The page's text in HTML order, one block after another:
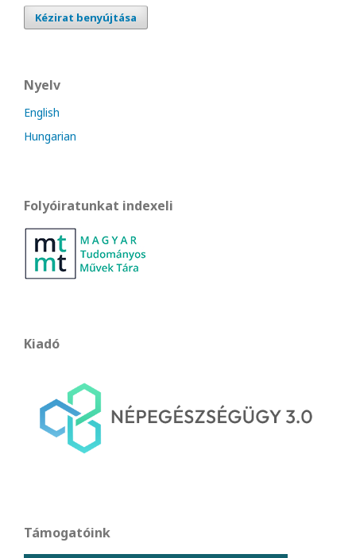
Kézirat benyújtása
Nyelv
English
Hungarian
Folyóiratunkat indexeli
Kiadó
Támogatóink